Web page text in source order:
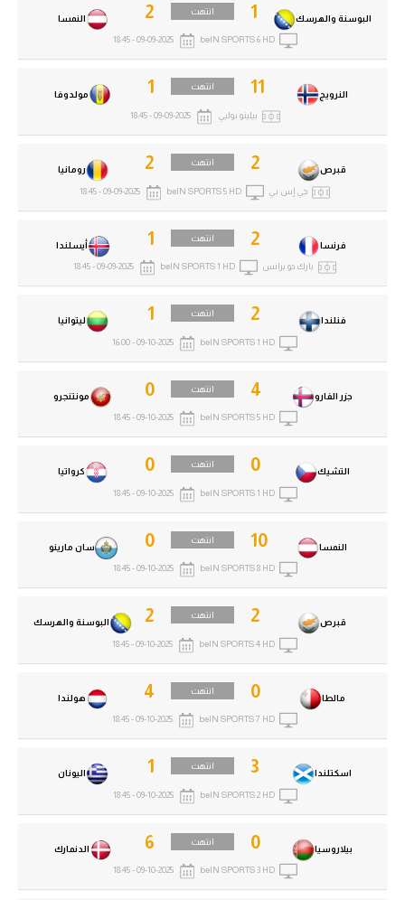
بيلاروسيا 0 انتهت
الدنمارك 6
beIN SPORTS 3 HD
09-10-2025 - 18:45
اسكتلندا 3 انتهت
اليونان 1
beIN SPORTS 2 HD
09-10-2025 - 18:45
مالطا 0 انتهت
هولندا 4
beIN SPORTS 7 HD
09-10-2025 - 18:45
قبرص 2 انتهت
البوسنة والهرسك 2
beIN SPORTS 4 HD
09-10-2025 - 18:45
النمسا 10 انتهت
سان مارينو 0
beIN SPORTS 8 HD
09-10-2025 - 18:45
التشيك 0 انتهت
كرواتيا 0
beIN SPORTS 1 HD
09-10-2025 - 18:45
جزر الفارو 4 انتهت
مونتنجرو 0
beIN SPORTS 5 HD
09-10-2025 - 18:45
فنلندا 2 انتهت
ليتوانيا 1
beIN SPORTS 1 HD
09-10-2025 - 16:00
فرنسا 2 انتهت
أيسلندا 1
بارك دو برانس beIN SPORTS 1 HD
09-09-2025 - 18:45
قبرص 2 انتهت
رومانيا 2
جي إس بي beIN SPORTS 5 HD
09-09-2025 - 18:45
النرويج 11 انتهت
مولدوفا 1
بيلينو بوليي 09-09-2025 - 18:45
البوسنة والهرسك 1 انتهت
النمسا 2
beIN SPORTS 6 HD
09-09-2025 - 18:45